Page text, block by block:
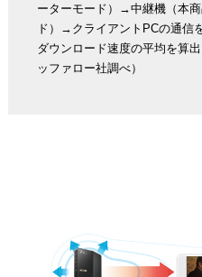
ーターモード）→中継機（本
ド）→クライアントPCの通信
ダウンロード速度の平均を算
ッファロー社調べ）